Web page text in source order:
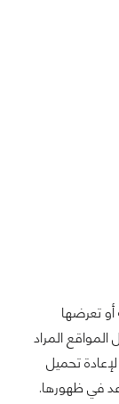
تعرضها
المراد
تحميل
في ظهورها.